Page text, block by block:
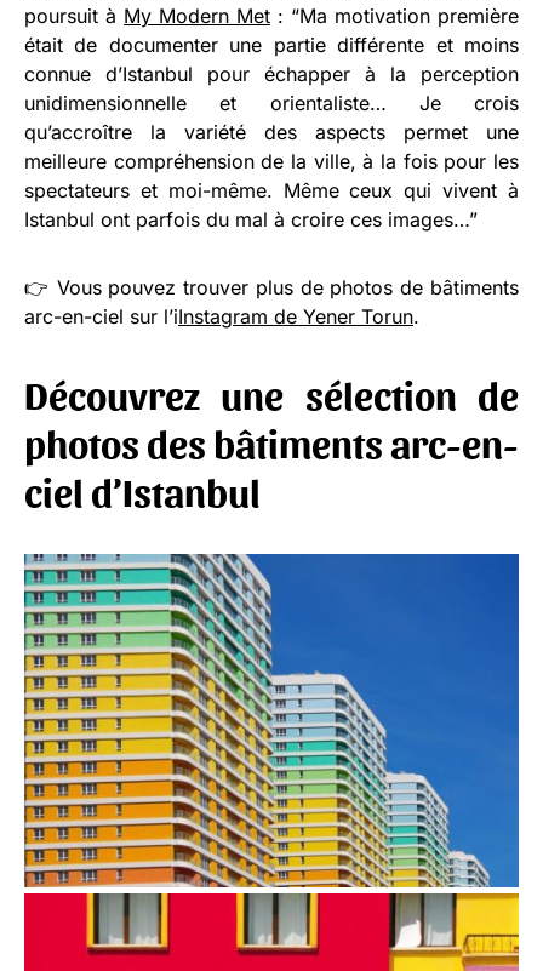
poursuit à My Modern Met : “Ma motivation première
était de documenter une partie différente et moins
connue d’Istanbul pour échapper à la perception
unidimensionnelle et orientaliste… Je crois
qu’accroître la variété des aspects permet une
meilleure compréhension de la ville, à la fois pour les
spectateurs et moi-même. Même ceux qui vivent à
Istanbul ont parfois du mal à croire ces images…”
👉 Vous pouvez trouver plus de photos de bâtiments
arc-en-ciel sur l’iInstagram de Yener Torun.
Découvrez une sélection de
photos des bâtiments arc-en-
ciel d’Istanbul